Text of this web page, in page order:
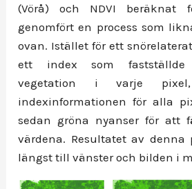
(Vörå) och NDVI beräknat
genomfört en process som
ovan. Istället för ett
ett index som fastställde
vegetation i varje
indexinformationen för alla
sedan gröna nyanser för att
värdena. Resultatet av denna
längst till vänster och bilden i